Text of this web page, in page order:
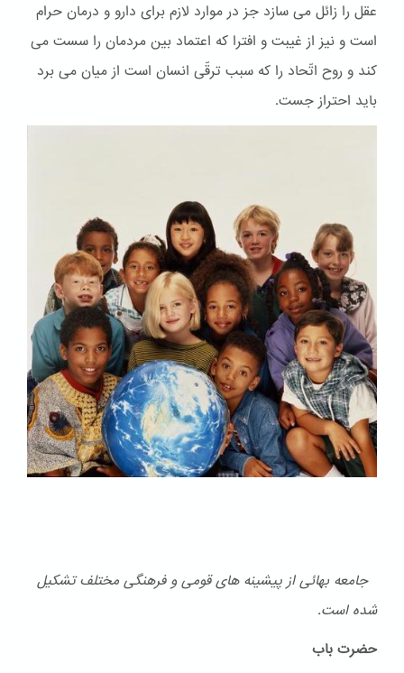
عقل را زائل می سازد جز در موارد لازم برای دارو و درمان حرام
است و نیز از غیبت و افترا که اعتماد بین مردمان را سست می
کند و روح اتّحاد را که سبب ترقّی انسان است از میان می برد
باید احتراز جست.
جامعه بهائی از پیشینه های قومی و فرهنگی مختلف تشكیل
شده است.
حضرت باب